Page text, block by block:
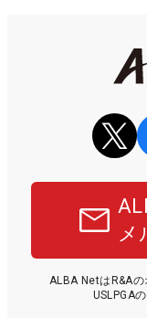
メ
ALBA NetはR&A
USLPGA